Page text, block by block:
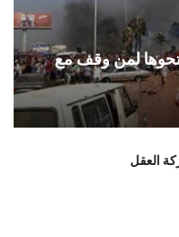
لمن وقف مع
العقل